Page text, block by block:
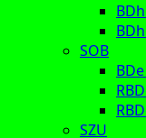
SOB
SZU